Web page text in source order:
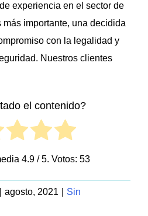
experiencia en el sector de
más importante, una decidida
con la legalidad y
Nuestros clientes
el contenido?
4.9 / 5. Votos: 53
agosto, 2021
Sin